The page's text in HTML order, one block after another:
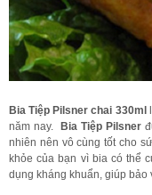
Bia Tiệp Pilsner chai 330ml
năm nay.
Bia Tiệp Pilsner
nhiên nên vô cùng tốt cho
khỏe của bạn vì bia có thể
dụng kháng khuẩn, giúp